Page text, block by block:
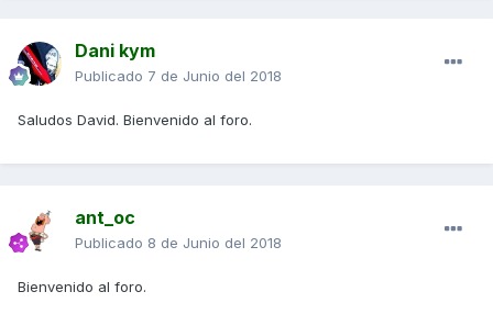
Dani kym
Publicado 7 de Junio del 2018
Saludos David. Bienvenido al foro.
ant_oc
Publicado 8 de Junio del 2018
Bienvenido al foro.